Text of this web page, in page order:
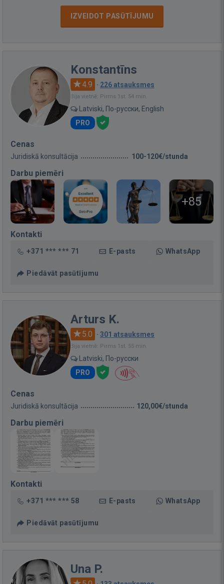
IZVEIDOT PASŪTĪJUMU
Konstantīns
4.9 · 226 atsauksmes
Bija vietnē: Pirms 1st. 54 min.
Latviski, По-русски, English
PRO
Cenas
Juridiskā konsultācija 100-120€/stunda
Darbu piemēri
+85
Kontakti
+371 *** *** 71 E-pasts WhatsApp
Piedāvāt pasūtījumu
Arturs K.
5.0 · 301 atsauksmes
Bija vietnē: Pirms 1st. 55 min.
Latviski, По-русски
PRO
Cenas
Juridiskā konsultācija 120,00€/stunda
Darbu piemēri
Kontakti
+371 *** *** 58 E-pasts WhatsApp
Piedāvāt pasūtījumu
Una P.